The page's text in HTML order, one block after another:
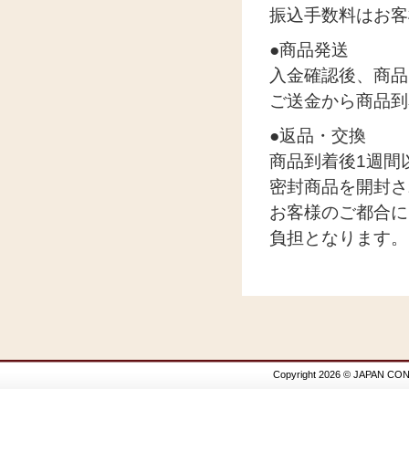
振込手数料はお
●商品発送
入金確認後、商
ご送金から商品
●返品・交換
商品到着後1週間
密封商品を開封
お客様のご都合
負担となります。
Copyright 2026 © JAPAN